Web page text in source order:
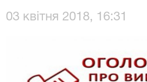
03 квітня 2018, 16:31